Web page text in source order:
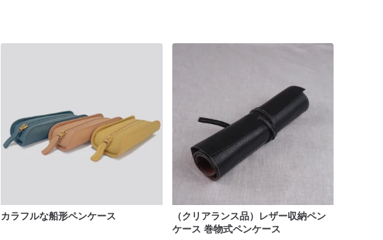
カラフルな船形ペンケース
（クリアランス品）レザー収納ペン
ケース 巻物式ペンケース